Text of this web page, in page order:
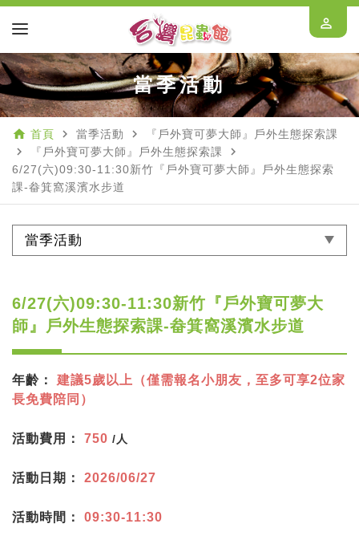
perm_identity
當季活動
home 首頁 navigate_next 當季活動 navigate_next 『戶外寶可夢大師』戶外生態探索課
navigate_next 『戶外寶可夢大師』戶外生態探索課 navigate_next
6/27(六)09:30-11:30新竹『戶外寶可夢大師』戶外生態探索
課-畚箕窩溪濱水步道
當季活動
6/27(六)09:30-11:30新竹『戶外寶可夢大
師』戶外生態探索課-畚箕窩溪濱水步道
年齡： 建議5歲以上（僅需報名小朋友，至多可享2位家
長免費陪同）
活動費用： 750 /人
活動日期： 2026/06/27
活動時間： 09:30-11:30